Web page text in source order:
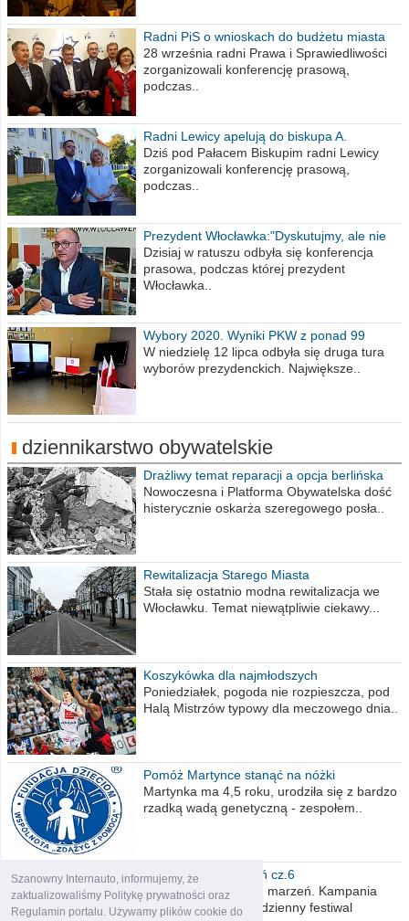
Szanowny Internauto, informujemy, że
zaktualizowaliśmy Politykę prywatności oraz
Regulamin portalu. Używamy plików cookie do
Radni PiS o wnioskach do budżetu miasta
na 2021 rok
28 września radni Prawa i Sprawiedliwości
zorganizowali konferencję prasową,
podczas..
Radni Lewicy apelują do biskupa A.
Wiesława Meringa
Dziś pod Pałacem Biskupim radni Lewicy
zorganizowali konferencję prasową,
podczas..
Prezydent Włocławka:"Dyskutujmy, ale nie
obrażajmy się”
Dzisiaj w ratuszu odbyła się konferencja
prasowa, podczas której prezydent
Włocławka..
Wybory 2020. Wyniki PKW z ponad 99
procent obwodów
W niedzielę 12 lipca odbyła się druga tura
wyborów prezydenckich. Największe..
dziennikarstwo obywatelskie
Drażliwy temat reparacji a opcja berlińska
Nowoczesna i Platforma Obywatelska dość
histerycznie oskarża szeregowego posła..
Rewitalizacja Starego Miasta
Stała się ostatnio modna rewitalizacja we
Włocławku. Temat niewątpliwie ciekawy...
Koszykówka dla najmłodszych
Poniedziałek, pogoda nie rozpieszcza, pod
Halą Mistrzów typowy dla meczowego dnia..
Pomóż Martynce stanąć na nóżki
Martynka ma 4,5 roku, urodziła się z bardzo
rzadką wadą genetyczną - zespołem..
Polska moich marzeń cz.6
Nadszedł kres moich marzeń. Kampania
wyborcza czyli niecodzienny festiwal